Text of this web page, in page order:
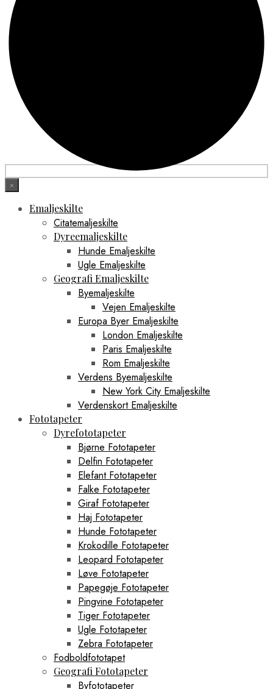
×
Emaljeskilte
Citatemaljeskilte
Dyreemaljeskilte
Hunde Emaljeskilte
Ugle Emaljeskilte
Geografi Emaljeskilte
Byemaljeskilte
Vejen Emaljeskilte
Europa Byer Emaljeskilte
London Emaljeskilte
Paris Emaljeskilte
Rom Emaljeskilte
Verdens Byemaljeskilte
New York City Emaljeskilte
Verdenskort Emaljeskilte
Fototapeter
Dyrefototapeter
Bjørne Fototapeter
Delfin Fototapeter
Elefant Fototapeter
Falke Fototapeter
Giraf Fototapeter
Haj Fototapeter
Hunde Fototapeter
Krokodille Fototapeter
Leopard Fototapeter
Løve Fototapeter
Papegøje Fototapeter
Pingvine Fototapeter
Tiger Fototapeter
Ugle Fototapeter
Zebra Fototapeter
Fodboldfototapet
Geografi Fototapeter
Byfototapeter